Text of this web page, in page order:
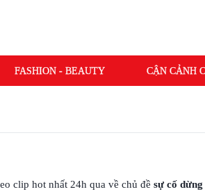
FASHION - BEAUTY CẬN CẢNH
clip hot nhất 24h qua về chủ đề sự cố